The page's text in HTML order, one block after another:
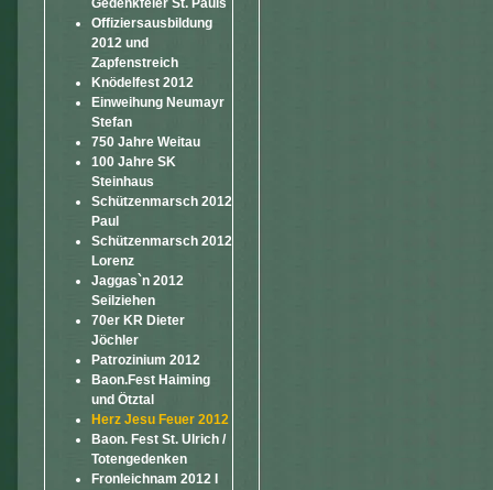
Gedenkfeier St. Pauls
Offiziersausbildung
2012 und
Zapfenstreich
Knödelfest 2012
Einweihung Neumayr
Stefan
750 Jahre Weitau
100 Jahre SK
Steinhaus
Schützenmarsch 2012
Paul
Schützenmarsch 2012
Lorenz
Jaggas`n 2012
Seilziehen
70er KR Dieter
Jöchler
Patrozinium 2012
Baon.Fest Haiming
und Ötztal
Herz Jesu Feuer 2012
Baon. Fest St. Ulrich /
Totengedenken
Fronleichnam 2012 I